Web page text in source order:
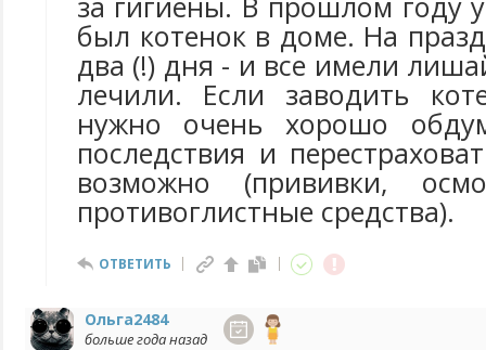
был котенок в доме. На
два (!) дня - и все имели
лечили. Если заводить
нужно очень хорошо
последствия и
возможно (прививки,
противоглистные средства).
ОТВЕТИТЬ
Ольга2484
больше года назад